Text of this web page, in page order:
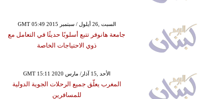
GMT 05:49 2015 السبت ,26 أيلول / سبتمبر
جامعة هانوفر تتبع أسلوبًا حديثًا في التعامل مع
ذوي الاحتياجات الخاصة
GMT 15:11 2020 الأحد ,15 آذار/ مارس
المغرب يعلّق جميع الرحلات الجوية الدولية
للمسافرين